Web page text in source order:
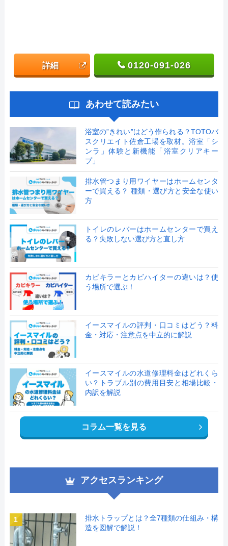
詳細 0120-091-026
あわせて読みたい
浴室の”きれい”はどう作られる？TOTOバ
スクリエイト佐倉工場を取材。浴室「シ
ンラ」体験と新機能「浴室クリアキー
プ」
排水管つまり用ワイヤーはホームセンタ
ーで買える？ 種類・選び方と安全な使い
方
トイレのレバーはホームセンターで買え
る？失敗しない選び方と直し方
カビキラーとカビハイターの違いは？使
う場所で選ぶ！
イースマイルの評判・口コミはどう？料
金・対応・注意点を中立的に解説
イースマイルの水道修理料金はどれくら
い？トラブル別の費用目安と相場比較・
内訳を解説
コラム一覧を見る
アクセスランキング
1
排水トラップとは？全7種類の仕組み・構
造を図解で解説！